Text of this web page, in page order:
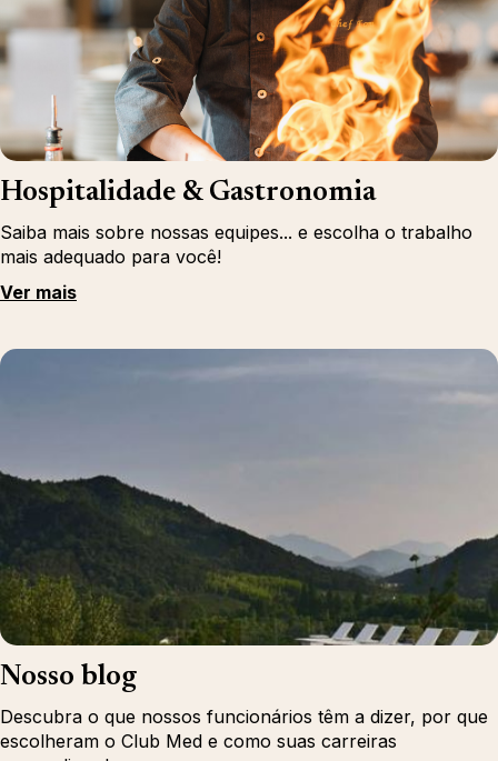
Hospitalidade & Gastronomia
Saiba mais sobre nossas equipes... e escolha o trabalho
mais adequado para você!
Ver mais
Nosso blog
Descubra o que nossos funcionários têm a dizer, por que
escolheram o Club Med e como suas carreiras